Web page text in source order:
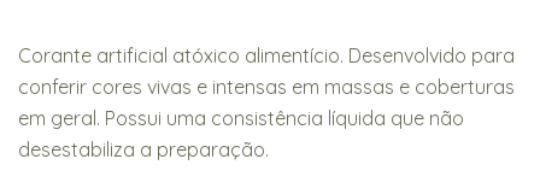
Corante artificial atóxico alimentício. Desenvolvido para
conferir cores vivas e intensas em massas e coberturas
em geral. Possui uma consistência líquida que não
desestabiliza a preparação.